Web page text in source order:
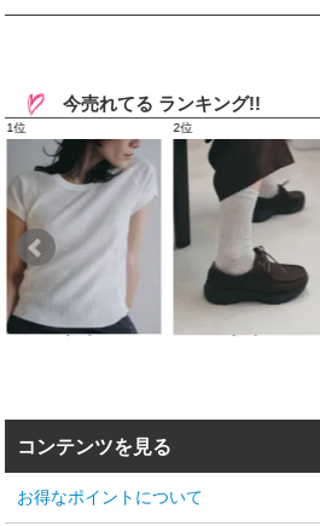
今売れてる ランキング!!
コンテンツを見る
お得なポイントについて